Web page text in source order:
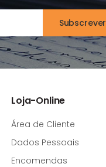
Subscrever
Loja-Online
Área de Cliente
Dados Pessoais
Encomendas